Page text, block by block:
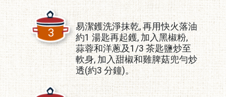
3
易潔鑊洗淨抹乾, 再用快火落油
約1 湯匙再起鑊, 加入黑椒粉,
蒜蓉和洋蔥及1/3 茶匙鹽炒至
軟身, 加入甜椒和雞脾菇兜勻炒
透(約3 分鐘)。